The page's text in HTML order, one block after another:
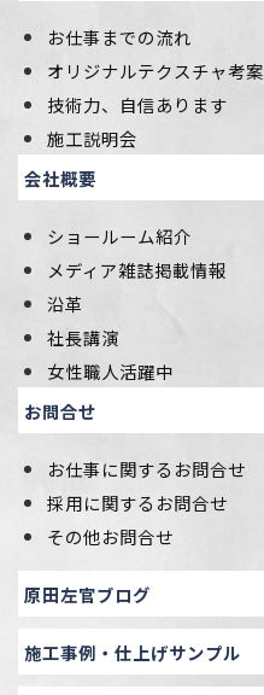
お仕事までの流れ
オリジナルテクスチャ考案
技術力、自信あります
施工説明会
会社概要
ショールーム紹介
メディア雑誌掲載情報
沿革
社長講演
女性職人活躍中
お問合せ
お仕事に関するお問合せ
採用に関するお問合せ
その他お問合せ
原田左官ブログ
施工事例・仕上げサンプル